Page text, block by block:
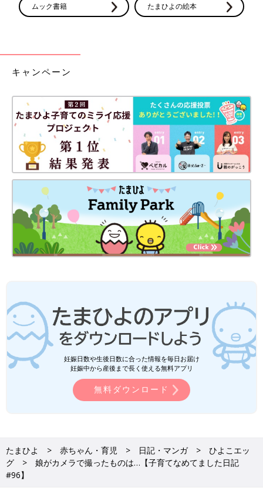
ムック書籍 たまひよの絵本
キャンペーン
妊娠日数や生後日数に合った情報を毎日お届け
妊娠中から産後まで長く使える無料アプリ
無料ダウンロード
たまひよ 赤ちゃん・育児 日記・マンガ
ひよこエッ
グ
娘がカメラで撮ったものは…【子育てなめてました日記
#96】